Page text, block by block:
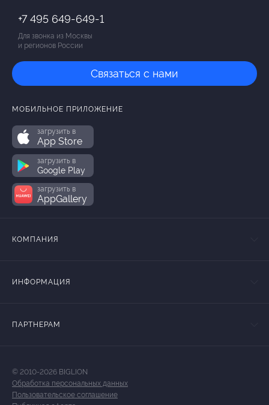
+7 495 649-649-1
Для звонка из Москвы
и регионов России
Связаться с нами
МОБИЛЬНОЕ ПРИЛОЖЕНИЕ
загрузить в
App Store
загрузить в
Google Play
загрузить в
AppGallery
КОМПАНИЯ
ИНФОРМАЦИЯ
ПАРТНЕРАМ
© 2010-2026 BIGLION
Обработка персональных данных
Пользовательское соглашение